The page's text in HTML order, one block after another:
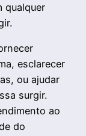
qualquer
esclarecer
ou ajudar
surgir.
ao
do